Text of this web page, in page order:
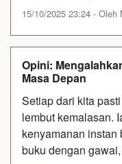
15/10/2025 23:24 - Oleh
Opini:
Masa Depan
Setiap dari kita
lembut kemalasan.
kenyamanan instan
buku dengan